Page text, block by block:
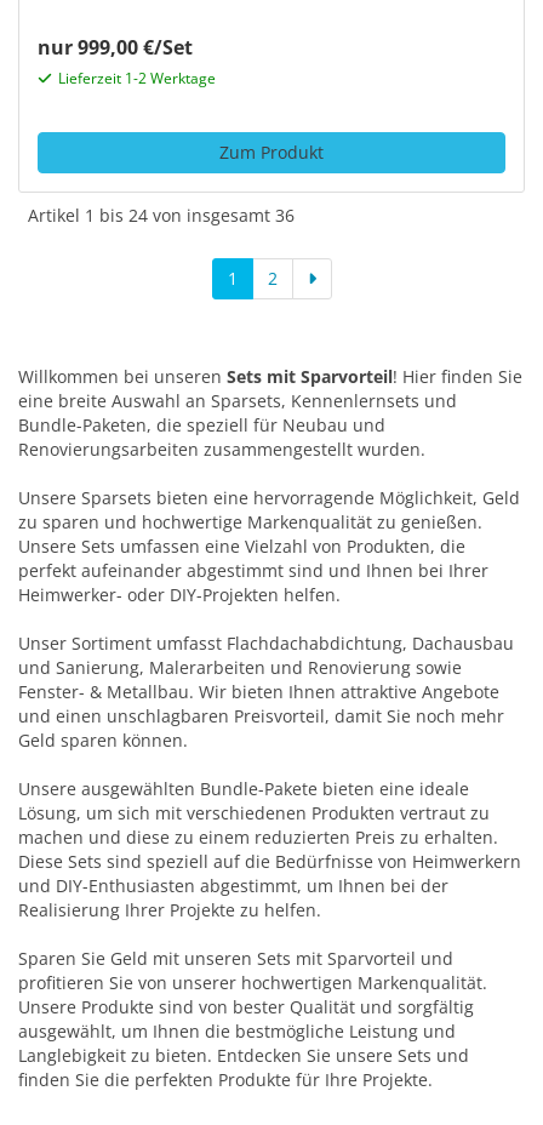
nur 999,00 €/Set
Lieferzeit 1-2 Werktage
Zum Produkt
Artikel 1 bis 24 von insgesamt 36
1 2
Willkommen bei unseren Sets mit Sparvorteil! Hier finden Sie
eine breite Auswahl an Sparsets, Kennenlernsets und
Bundle-Paketen, die speziell für Neubau und
Renovierungsarbeiten zusammengestellt wurden.
Unsere Sparsets bieten eine hervorragende Möglichkeit, Geld
zu sparen und hochwertige Markenqualität zu genießen.
Unsere Sets umfassen eine Vielzahl von Produkten, die
perfekt aufeinander abgestimmt sind und Ihnen bei Ihrer
Heimwerker- oder DIY-Projekten helfen.
Unser Sortiment umfasst Flachdachabdichtung, Dachausbau
und Sanierung, Malerarbeiten und Renovierung sowie
Fenster- & Metallbau. Wir bieten Ihnen attraktive Angebote
und einen unschlagbaren Preisvorteil, damit Sie noch mehr
Geld sparen können.
Unsere ausgewählten Bundle-Pakete bieten eine ideale
Lösung, um sich mit verschiedenen Produkten vertraut zu
machen und diese zu einem reduzierten Preis zu erhalten.
Diese Sets sind speziell auf die Bedürfnisse von Heimwerkern
und DIY-Enthusiasten abgestimmt, um Ihnen bei der
Realisierung Ihrer Projekte zu helfen.
Sparen Sie Geld mit unseren Sets mit Sparvorteil und
profitieren Sie von unserer hochwertigen Markenqualität.
Unsere Produkte sind von bester Qualität und sorgfältig
ausgewählt, um Ihnen die bestmögliche Leistung und
Langlebigkeit zu bieten. Entdecken Sie unsere Sets und
finden Sie die perfekten Produkte für Ihre Projekte.